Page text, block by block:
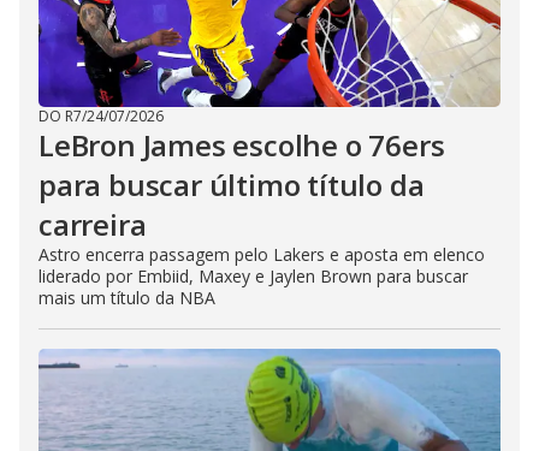
DO R7/24/07/2026
LeBron James escolhe o 76ers
para buscar último título da
carreira
Astro encerra passagem pelo Lakers e aposta em elenco
liderado por Embiid, Maxey e Jaylen Brown para buscar
mais um título da NBA